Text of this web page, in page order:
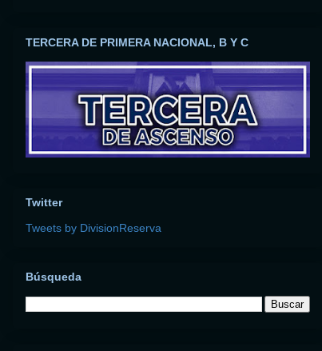
TERCERA DE PRIMERA NACIONAL, B Y C
Twitter
Tweets by DivisionReserva
Búsqueda